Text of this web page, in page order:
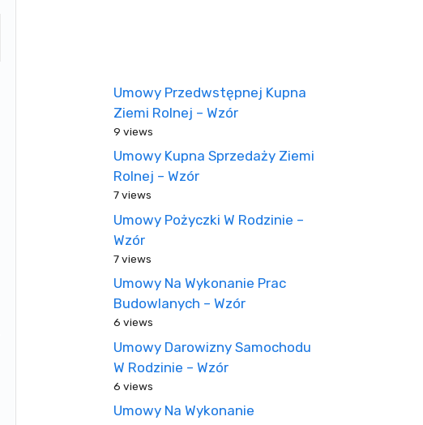
Umowy Przedwstępnej Kupna
Ziemi Rolnej – Wzór
9 views
Umowy Kupna Sprzedaży Ziemi
Rolnej – Wzór
7 views
Umowy Pożyczki W Rodzinie –
Wzór
7 views
Umowy Na Wykonanie Prac
Budowlanych – Wzór
6 views
Umowy Darowizny Samochodu
W Rodzinie – Wzór
6 views
Umowy Na Wykonanie